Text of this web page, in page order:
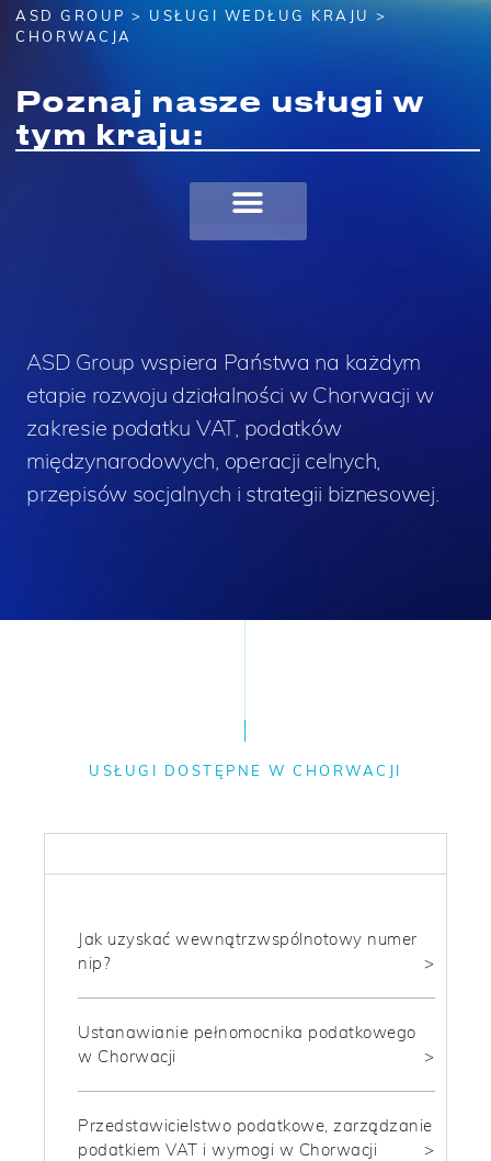
ASD GROUP > USŁUGI WEDŁUG KRAJU >
CHORWACJA
Poznaj nasze usługi w
tym kraju:
ASD Group wspiera Państwa na każdym
etapie rozwoju działalności w Chorwacji w
zakresie podatku VAT, podatków
międzynarodowych, operacji celnych,
przepisów socjalnych i strategii biznesowej.
USŁUGI DOSTĘPNE W CHORWACJI
Jak uzyskać wewnątrzwspólnotowy numer
nip?
Ustanawianie pełnomocnika podatkowego
w Chorwacji
Przedstawicielstwo podatkowe, zarządzanie
podatkiem VAT i wymogi w Chorwacji